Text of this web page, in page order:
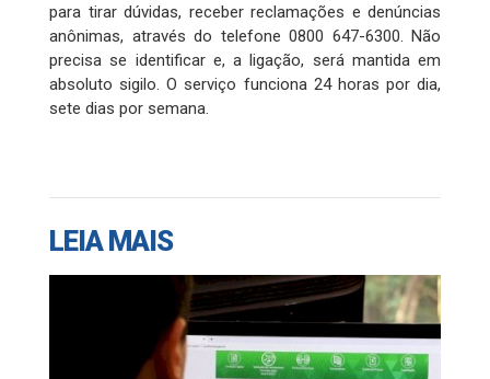
para tirar dúvidas, receber reclamações e denúncias
anônimas, através do telefone 0800 647-6300. Não
precisa se identificar e, a ligação, será mantida em
absoluto sigilo. O serviço funciona 24 horas por dia,
sete dias por semana.
LEIA MAIS